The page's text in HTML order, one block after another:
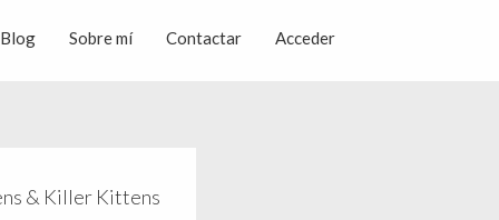
Blog Sobre mí Contactar Acceder
& Killer Kittens